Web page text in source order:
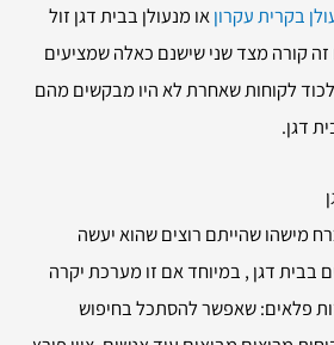
בקרית עקרוןאו מנעולן בבית דגן זול
זה קורה מצד שני שישנם כאלה שמציעים
לקוחות שאחרת לא היו מבקשים מהם
דגן.
מישהו שהייתם רוצים שהוא יעשה
בבית דגן , במיוחד אם זו מערכת יקרה
פלאים: שאפשר להסתכל בחיפוש